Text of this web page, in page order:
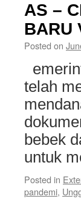
AS –
BARU
Posted on
telah
bebek
untuk
Posted in
pandemi,